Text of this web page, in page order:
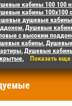
кабины 100 100
кабины 100х100
душевые
Душевые
с высоким
кабины,
Душевые
Показать еще